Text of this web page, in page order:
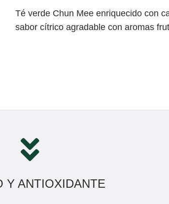
Té verde Chun Mee enriquecido con
sabor cítrico agradable con aromas
Y ANTIOXIDANTE